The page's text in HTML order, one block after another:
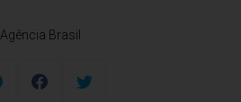
Agência Brasil